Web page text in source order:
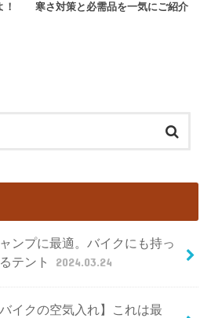
寒さ対策と必需品を一気にご紹介
ンプに最適。バイクにも持っ
テント
2024.03.24
バイクの空気入れ】これは最